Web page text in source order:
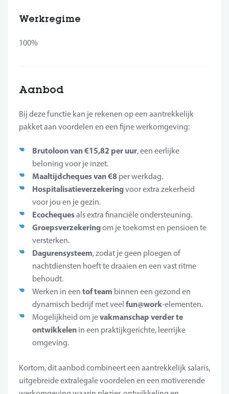
Werkregime
100%
Aanbod
Bij deze functie kan je rekenen op een aantrekkelijk
pakket aan voordelen en een fijne werkomgeving:
Brutoloon van €15,82 per uur, een eerlijke
beloning voor je inzet.
Maaltijdcheques van €8 per werkdag.
Hospitalisatieverzekeringvoor extra zekerheid
voor jou en je gezin.
Ecochequesals extra financiële ondersteuning.
Groepsverzekeringom je toekomst en pensioen te
versterken.
Dagurensysteem, zodat je geen ploegen of
nachtdiensten hoeft te draaien en een vast ritme
behoudt.
Werken in een tof team binnen een gezond en
dynamisch bedrijf met veel fun@work-elementen.
Mogelijkheid om jevakmanschap verder te
ontwikkelen in een praktijkgerichte, leerrijke
omgeving.
Kortom, dit aanbod combineert een aantrekkelijk salaris,
uitgebreide extralegale voordelen en een motiverende